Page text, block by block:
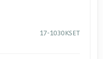
17-1030KSET